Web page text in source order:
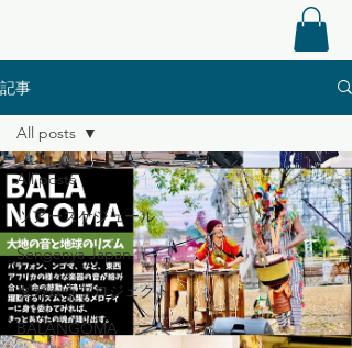
記事
All posts
ツアースケジュール
Sengenya Japan
ダガムラプロジェクト
BALANGOMA
All posts